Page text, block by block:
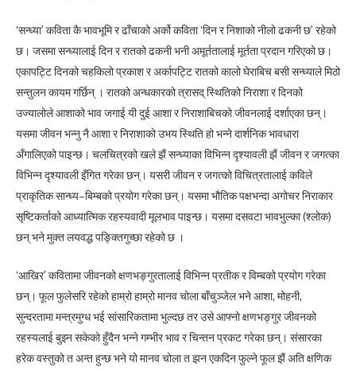
‘सन्ध्या’ कविता कै भावभूमि र ढाँचाको अर्को कविता ‘दिन र निशाको नीलो ढकनी छ’ रहेको
छ। जसमा सन्ध्यालाई दिन र रातको ढकनी भनी अमूर्ततालाई मूर्तता प्रदान गरिएको छ।
एकापट्टि दिनको चहकिलो प्रकाश र अर्कापट्टि रातको कालो घेराबिच बसी सन्ध्याले मिठो
सन्तुलन कायम गर्छिन् । रातको अन्धकारको त्रासद् स्थितिको निराशा र दिनको
उज्यालोले आशाको भाव जगाई यी दुई आशा र निराशाबिचको जीवनलाई दर्शाएका छन्।
यसमा जीवन भन्नु नै आशा र निराशाको उभय स्थिति हो भन्ने दार्शनिक भावधारा
अँगालिएको पाइन्छ। चलचित्रको खले झैं सन्ध्याका विभिन्न दृश्यावली झैं जीवन र जगत्का
विभिन्न दृश्यावली इँगित गरेका छन्। यसरी जीवन र जगत्को विचित्रतालाई कविले
प्राकृतिक सान्ध्य–बिम्बको प्रयोग गरेका छन्। यसमा भौतिक पक्षभन्दा अगोचर निराकार
सृष्टिकर्ताको आध्यात्मिक रहस्यवादी मूलभाव पाइन्छ। यसमा दसवटा भावभुल्का (श्लोक)
छन् भने मुक्त लयवद्ध पङ्क्तिगुच्छा रहेको छ ।
‘आखिर’ कवितामा जीवनको क्षणभङ्गुरतालाई विभिन्न प्रतीक र विम्बको प्रयोग गरेका
छन्। फूल फुलेसरि रहेको हाम्रो हाम्रो मानव चोला बाँचुञ्जेल भने आशा, मोहनी,
सुन्दरतामा मन्त्रमुग्ध भई सांसारिकतामा भुल्दछ तर उसे आफ्नो क्षणभङ्गुर जीवनको
रहस्यलाई बुझ्न सकेको हुँदैन भन्ने गम्भीर भाव र चिन्तन प्रकट गरेका छन्। संसारका
हरेक वस्तुको त अन्त हुन्छ भने यो मानव चोला त झन एकदिन फुल्ने फूल झैं अति क्षणिक